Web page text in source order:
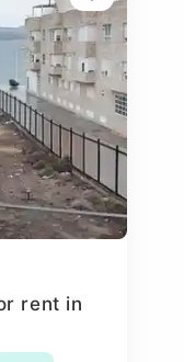
rent in